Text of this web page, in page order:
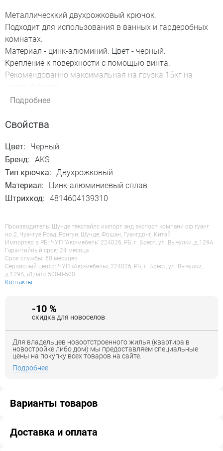
Металлическкий двухрожковый крючок.
Подходит для использования в ванных и гардеробных
комнатах.
Материал - цинк-алюминий. Цвет - черный.
Крепление к поверхности с помощью винта.
Рекомендованно максимальная на грузка 15кг на
В комплекте: Винт М4х22 - 2 шт.
Подробнее
Свойства
Цвет:
Черный
Бренд: AKS
Тип крючка: Двухрожковый
Материал:
Цинк-алюминиевый сплав
Штрихкод: 4814604139310
Производитель: Шунде текстайлс импорт энд экспорт компани оф гуанг
но.2, Чуангуе Роад, Ронгуи, Шунде, Фошан, Гуангдонг, Китай
Импортер в РБ: ЧУП "Акс-мебель" 224026, РБ, г. Брест, ул. Вычулки, д.129А
Гарантийный срок: 24 месяца
Срок службы: 60 месяцев
Сервисный центр: ЧУП «Акс-мебель», 224026, РБ, г. Брест, ул. Вычулки,
д.129А, a1/мтс 500-8-500
Контакты
-10 %
скидка для новоселов
Для владельцев новоотстроенного жилья (квартира в
новостройке либо дом) мы предоставляем специальные
цены на покупку всех товаров на сайте.
Подробнее
Варианты товаров
Доставка и оплата